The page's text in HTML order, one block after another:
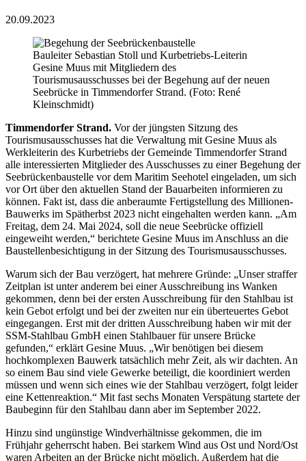
20.09.2023
Bauleiter Sebastian Stoll und Kurbetriebs-Leiterin
Gesine Muus mit Mitgliedern des
Tourismusausschusses bei der Begehung auf der neuen
Seebrücke in Timmendorfer Strand. (Foto: René
Kleinschmidt)
Timmendorfer Strand. Vor der jüngsten Sitzung des
Tourismusausschusses hat die Verwaltung mit Gesine Muus als
Werkleiterin des Kurbetriebs der Gemeinde Timmendorfer Strand
alle interessierten Mitglieder des Ausschusses zu einer Begehung der
Seebrückenbaustelle vor dem Maritim Seehotel eingeladen, um sich
vor Ort über den aktuellen Stand der Bauarbeiten informieren zu
können. Fakt ist, dass die anberaumte Fertigstellung des Millionen-
Bauwerks im Spätherbst 2023 nicht eingehalten werden kann. „Am
Freitag, dem 24. Mai 2024, soll die neue Seebrücke offiziell
eingeweiht werden,“ berichtete Gesine Muus im Anschluss an die
Baustellenbesichtigung in der Sitzung des Tourismusausschusses.
Warum sich der Bau verzögert, hat mehrere Gründe: „Unser straffer
Zeitplan ist unter anderem bei einer Ausschreibung ins Wanken
gekommen, denn bei der ersten Ausschreibung für den Stahlbau ist
kein Gebot erfolgt und bei der zweiten nur ein überteuertes Gebot
eingegangen. Erst mit der dritten Ausschreibung haben wir mit der
SSM-Stahlbau GmbH einen Stahlbauer für unsere Brücke
gefunden,“ erklärt Gesine Muus. „Wir benötigen bei diesem
hochkomplexen Bauwerk tatsächlich mehr Zeit, als wir dachten. An
so einem Bau sind viele Gewerke beteiligt, die koordiniert werden
müssen und wenn sich eines wie der Stahlbau verzögert, folgt leider
eine Kettenreaktion.“ Mit fast sechs Monaten Verspätung startete der
Baubeginn für den Stahlbau dann aber im September 2022.
Hinzu sind ungünstige Windverhältnisse gekommen, die im
Frühjahr geherrscht haben. Bei starkem Wind aus Ost und Nord/Ost
waren Arbeiten an der Brücke nicht möglich. Außerdem hat die